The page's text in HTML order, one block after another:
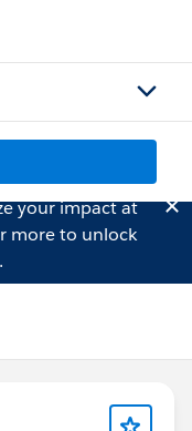
your impact at
more to unlock